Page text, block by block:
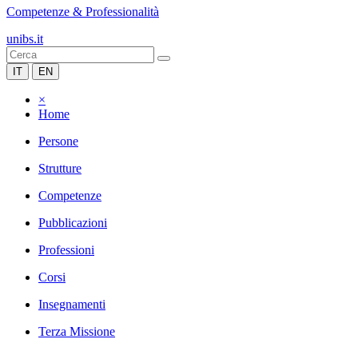
Competenze & Professionalità
unibs.it
IT EN
×
Home
Persone
Strutture
Competenze
Pubblicazioni
Professioni
Corsi
Insegnamenti
Terza Missione